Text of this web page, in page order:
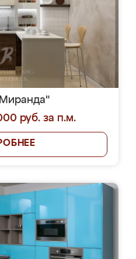
руб. за п.м.